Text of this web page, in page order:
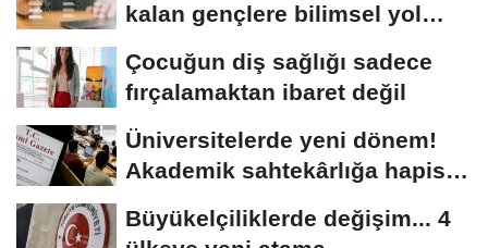
kalan gençlere bilimsel yol
Çocuğun diş sağlığı sadece
fırçalamaktan ibaret değil
Üniversitelerde yeni dönem!
Akademik sahtekârlığa hapis,
Büyükelçiliklerde değişim... 4